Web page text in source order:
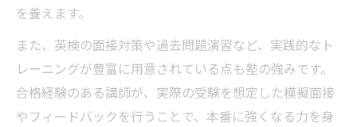
を養えます。
また、英検の面接対策や過去問題演習など、実践的なト
レーニングが豊富に用意されている点も塾の強みです。
合格経験のある講師が、実際の受験を想定した模擬面接
やフィードバックを行うことで、本番に強くなる力を身